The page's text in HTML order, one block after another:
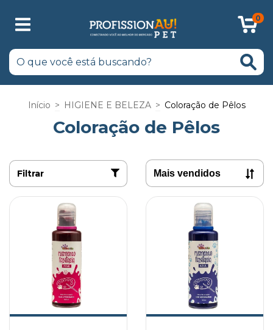
0
Início > HIGIENE E BELEZA > Coloração de Pêlos
Coloração de Pêlos
Filtrar